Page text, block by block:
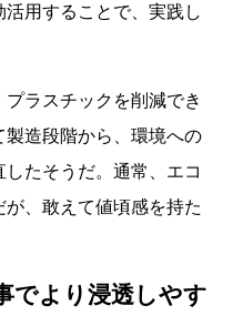
用することで、実践し
ラスチックを削減でき
製造段階から、環境への
たそうだ。通常、エコ
、敢えて値頃感を持た
でより浸透しやす